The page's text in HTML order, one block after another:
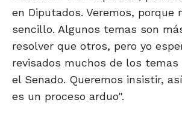
en Diputados. Veremos, porque
sencillo. Algunos temas son
resolver que otros, pero yo
revisados muchos de los
el Senado. Queremos insistir,
es un proceso arduo".